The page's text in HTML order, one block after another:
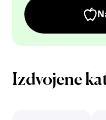
Izdvojene